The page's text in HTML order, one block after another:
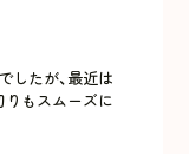
したが、最近は
りもスムーズに